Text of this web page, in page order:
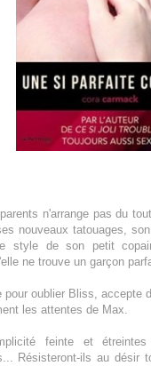
n'arrange pas du
nouveaux tatouages,
style de son petit
ne trouve un garçon
pour oublier Bliss, accepte
les attentes de Max.
feinte et
Résisteront-ils au désir